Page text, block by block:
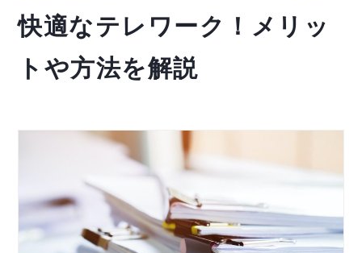
快適なテレワーク！メリッ
トや方法を解説